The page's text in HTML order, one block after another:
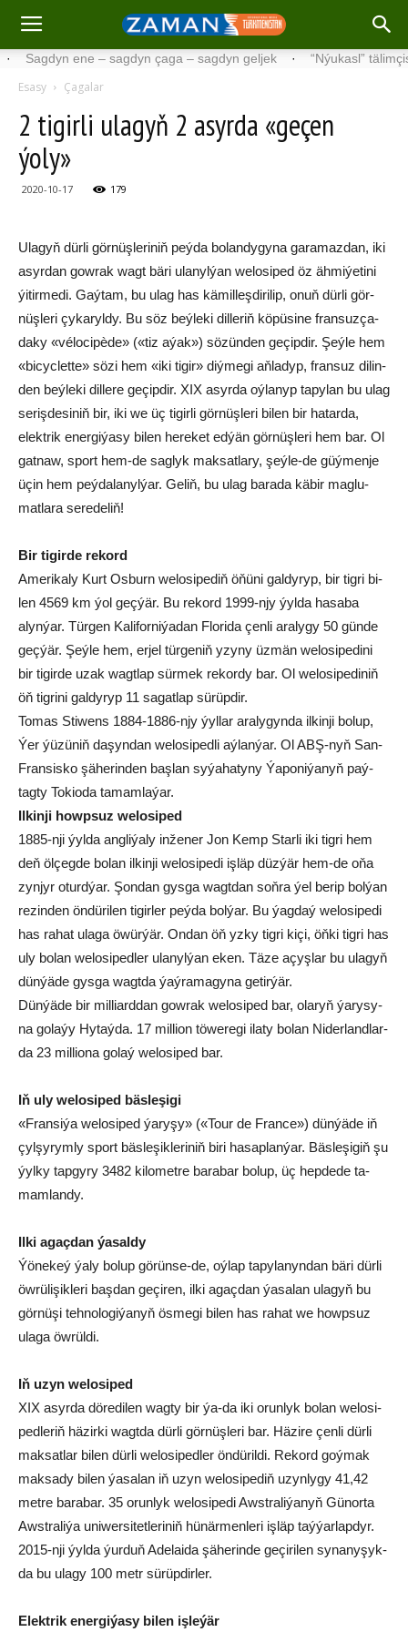
ene – sagdyn çaga – sagdyn geljek · “Nýukasl” tälimçisini
Esasy Çagalar
2 ti­gir­li ula­gyň 2 asyrda «geçen
ýoly»
2020-10-17 179
Ula­gyň dür­li gör­nüş­le­ri­niň peý­da bo­lan­dy­gy­na ga­ra­maz­dan, iki
asyr­dan gow­rak wagt bä­ri ula­nyl­ýan we­lo­si­ped öz äh­mi­ýe­ti­ni
ýi­tir­me­di. Gaý­tam, bu ulag has kä­mil­leş­di­ri­lip, onuň dür­li gör­
nüş­le­ri çy­ka­ryl­dy. Bu söz beý­le­ki dil­le­riň kö­pü­si­ne fran­suz­ça­
da­ky «vélocipède» («tiz aýak») sö­zün­den ge­çip­dir. Şeý­le hem
«bicyclet­te» sö­zi hem «iki ti­gir» diý­me­gi aň­la­dyp, fran­suz di­lin­
den beý­le­ki dil­le­re ge­çip­dir. XIX asyr­da oý­la­nyp ta­py­lan bu ulag
se­riş­de­si­niň bir, iki we üç ti­gir­li gör­nüş­le­ri bi­len bir ha­tar­da,
elekt­rik ener­gi­ýa­sy bi­len he­re­ket ed­ýän gör­nüş­le­ri hem bar. Ol
gat­naw, sport hem-de sag­lyk mak­sat­la­ry, şeý­le-de güý­men­je
üçin hem peý­da­la­nyl­ýar. Ge­liň, bu ulag ba­ra­da kä­bir mag­lu­
mat­la­ra se­re­de­liň!
Bir ti­gir­de re­kord
Ame­ri­ka­ly Kurt Os­bur­n we­lo­si­pe­diň öňü­ni gal­dy­ryp, bir ti­g­ri bi­
len 4569 km ýol geç­ýär. Bu re­kord 1999-njy ýyl­da ha­sa­ba
alyn­ýar. Tür­gen Ka­li­for­ni­ýa­dan Flo­ri­da çen­li ara­ly­gy 50 gün­de
geç­ýär. Şeý­le hem, er­jel tür­ge­niň yzy­ny üz­män we­lo­si­pe­di­ni
bir ti­gir­de uzak wagt­lap sür­mek re­kor­dy bar. Ol we­lo­si­pe­di­niň
öň ti­gri­ni gal­dy­ryp 11 sa­gat­lap sü­rüp­dir.
To­mas Sti­wens 1884-1886-njy ýyl­lar ara­ly­gyn­da il­kin­ji bo­lup,
Ýer ýü­zü­niň da­şyn­dan we­lo­si­ped­li aý­lan­ýar. Ol ABŞ-nyň San-
Fran­sis­ko şä­he­rin­den baş­lan sy­ýa­ha­ty­ny Ýa­po­ni­ýa­nyň paý­
tag­ty To­ki­o­da ta­mam­la­ýar.
Il­kin­ji howp­suz we­lo­si­ped
1885-nji ýyl­da ang­li­ýa­ly in­že­ner Jon Kemp Star­li iki ti­g­ri hem
deň öl­çeg­de bo­lan il­kin­ji we­lo­si­pe­di iş­läp düz­ýär hem-de oňa
zyn­jyr oturd­ýar. Şon­dan gys­ga wagt­dan soň­ra ýel be­rip bol­ýan
re­zin­den ön­dü­ri­len ti­gir­ler peý­da bol­ýar. Bu ýag­daý we­lo­si­pe­di
has ra­hat ula­ga öwür­ýär. On­dan öň yz­ky ti­gri ki­çi, öň­ki ti­g­ri has
uly bo­lan we­lo­si­ped­ler ula­nyl­ýan eken. Tä­ze açyş­lar bu ula­gyň
dün­ýä­de gys­ga wagt­da ýaý­ra­ma­gy­na ge­tir­ýär.
Dün­ýä­de bir mil­liard­dan gow­rak we­lo­si­ped bar, ola­ryň ýa­ry­sy­
na go­la­ýy Hy­taý­da. 17 mil­li­on tö­we­re­gi ila­ty bo­lan Ni­der­land­lar­
da 23 mil­lio­na go­laý we­lo­si­ped bar.
Iň uly we­lo­si­ped bäs­le­şi­gi
«Fran­si­ýa we­lo­si­ped ýa­ry­şy» («To­ur de France») dün­ýä­de iň
çyl­şy­rym­ly sport bäs­le­şik­le­ri­niň bi­ri ha­sap­lan­ýar. Bäs­le­şi­giň şu
ýyl­ky tap­gy­ry 3482 ki­lo­met­re ba­ra­bar bo­lup, üç hep­de­de ta­
mam­lan­dy.
Ilki agaçdan ýasaldy
Ýö­ne­keý ýa­ly bo­lup gö­rün­se-de, oý­lap ta­py­la­nyn­dan bä­ri dür­li
öw­rü­li­şik­le­ri baş­dan ge­çi­ren, il­ki agaç­dan ýa­sa­lan ula­gyň bu
gör­nü­şi teh­no­lo­gi­ýa­nyň ös­me­gi bi­len has ra­hat we howp­suz
ula­ga öw­rül­di.
Iň uzyn we­lo­si­ped
XIX asyr­da dö­re­di­len wag­ty bir ýa-da iki orun­lyk bo­lan we­lo­si­
ped­le­riň hä­zir­ki wagt­da dür­li gör­nüş­le­ri bar. Hä­zi­re çen­li dür­li
mak­sat­lar bi­len dür­li we­lo­si­ped­ler ön­dü­ril­di. Re­kord goý­mak
mak­sa­dy bi­len ýa­sa­lan iň uzyn we­lo­si­pe­diň uzyn­ly­gy 41,42
met­re ba­ra­bar. 35 orun­lyk we­lo­si­pe­di Awst­ra­li­ýa­nyň Gü­nor­ta
Awst­ra­li­ýa uni­wer­si­tet­le­ri­niň hü­när­men­le­ri iş­läp taý­ýar­lap­dyr.
2015-nji ýyl­da ýur­duň Ade­lai­da şä­he­rin­de ge­çi­ri­len sy­na­ny­şyk­
da bu ula­gy 100 metr sü­rüp­dir­ler.
Elekt­rik ener­gi­ýa­sy bi­len iş­le­ýär